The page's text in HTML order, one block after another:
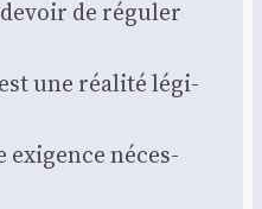
de régu­ler
une réa­li­té légi­
exi­gence néces­